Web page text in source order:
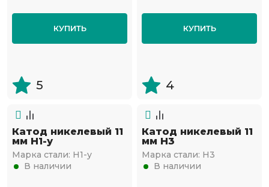
КУПИТЬ
5
КУПИТЬ
4
Катод никелевый 11
мм Н1-у
Марка стали: Н1-у
В наличии
Катод никелевый 11
мм Н3
Марка стали: Н3
В наличии